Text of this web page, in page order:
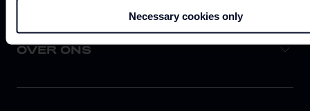
Necessary cookies only
OVER ONS